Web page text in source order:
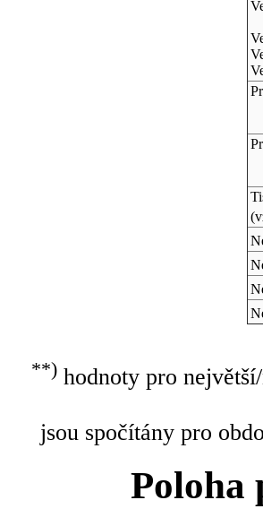
**)hodnoty pro
jsou spočítány pro
Poloha